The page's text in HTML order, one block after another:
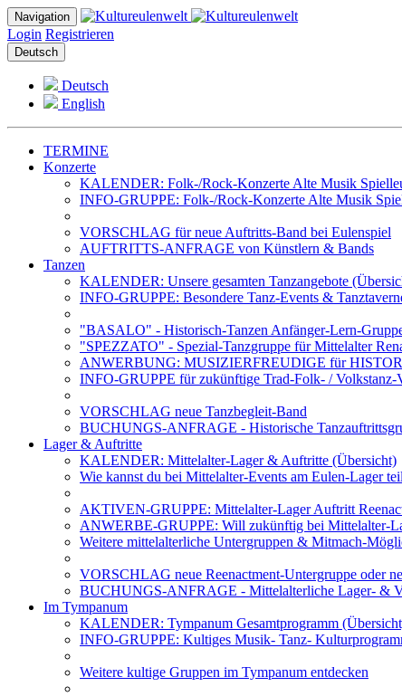
Navigation
Login Registrieren
Deutsch
Deutsch
English
TERMINE
Konzerte
KALENDER: Folk-/Rock-Konzerte Alte Musik
INFO-GRUPPE: Folk-/Rock-Konzerte Alte Musik
VORSCHLAG für neue Auftritts-Band bei Eulenspiel
AUFTRITTS-ANFRAGE von Künstlern & Bands
Tanzen
KALENDER: Unsere gesamten Tanzangebote
INFO-GRUPPE: Besondere Tanz-Events &
"BASALO" - Historisch-Tanzen Anfänger-Lern-
"SPEZZATO" - Spezial-Tanzgruppe für Mittelalter
ANWERBUNG: MUSIZIERFREUDIGE für
INFO-GRUPPE für zukünftige Trad-Folk- / Volkstanz-
VORSCHLAG neue Tanzbegleit-Band
BUCHUNGS-ANFRAGE - Historische
Lager & Auftritte
KALENDER: Mittelalter-Lager & Auftritte (Übersicht)
Wie kannst du bei Mittelalter-Events am Eulen-Lager
AKTIVEN-GRUPPE: Mittelalter-Lager Auftritt
ANWERBE-GRUPPE: Will zukünftig bei Mittelalter-
Weitere mittelalterliche Untergruppen & Mitmach-
VORSCHLAG neue Reenactment-Untergruppe oder
BUCHUNGS-ANFRAGE - Mittelalterliche Lager- &
Im Tympanum
KALENDER: Tympanum Gesamtprogramm
INFO-GRUPPE: Kultiges Musik- Tanz-
Weitere kultige Gruppen im Tympanum entdecken